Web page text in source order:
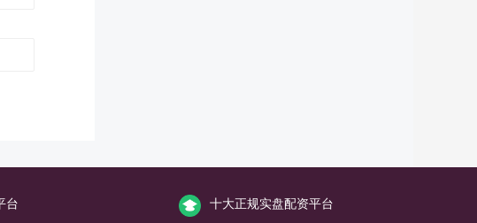
台 十大正规实盘配资平台